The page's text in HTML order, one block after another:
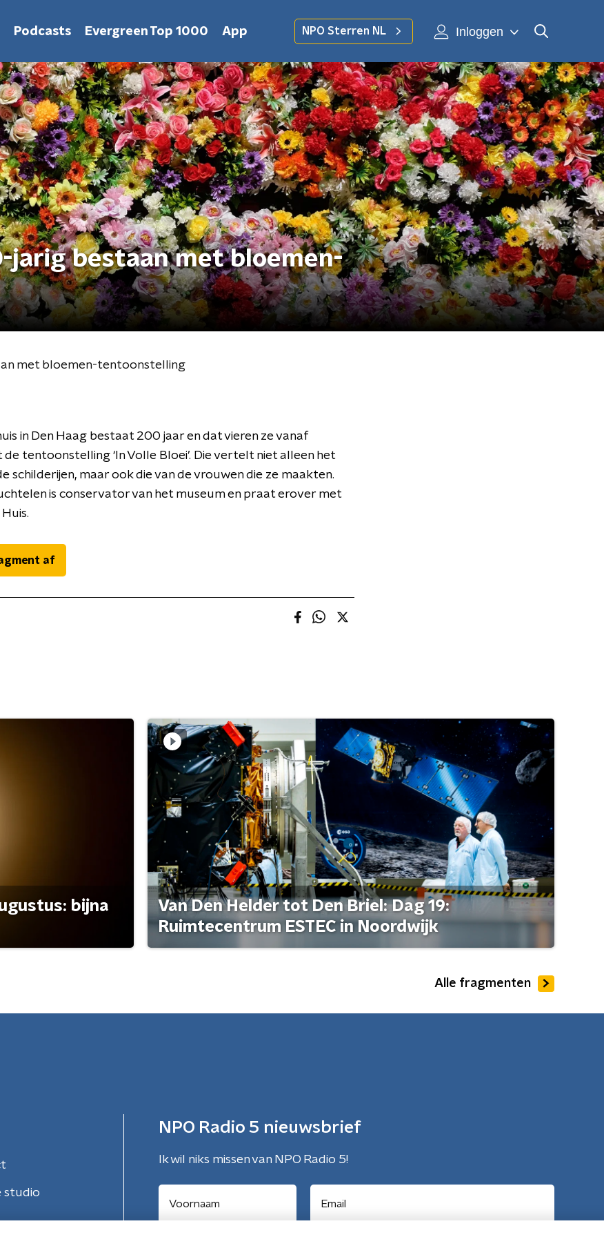
Podcasts Evergreen Top 1000 App NPO Sterren NL Inloggen
bestaan met bloemen-
met bloemen-tentoonstelling
in Den Haag bestaat 200 jaar en dat vieren ze vanaf
tentoonstelling ‘In Volle Bloei’. Die vertelt niet alleen het
schilderijen, maar ook die van de vrouwen die ze maakten.
is conservator van het museum en praat erover met
af
bijna
Van Den Helder tot Den Briel: Dag 19:
Ruimtecentrum ESTEC in Noordwijk
Alle fragmenten
studio
NPO Radio 5 nieuwsbrief
Ik wil niks missen van NPO Radio 5!